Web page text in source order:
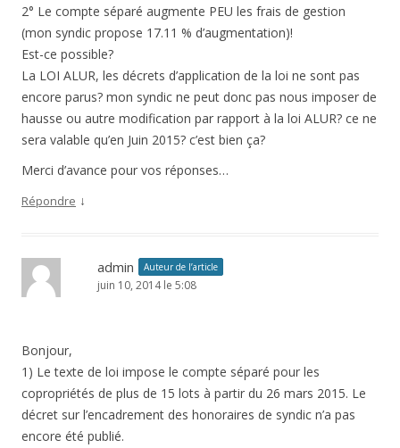
2° Le compte séparé augmente PEU les frais de gestion
(mon syndic propose 17.11 % d’augmentation)!
Est-ce possible?
La LOI ALUR, les décrets d’application de la loi ne sont pas
encore parus? mon syndic ne peut donc pas nous imposer de
hausse ou autre modification par rapport à la loi ALUR? ce ne
sera valable qu’en Juin 2015? c’est bien ça?
Merci d’avance pour vos réponses…
Répondre ↓
admin Auteur de l’article
juin 10, 2014 le 5:08
Bonjour,
1) Le texte de loi impose le compte séparé pour les
copropriétés de plus de 15 lots à partir du 26 mars 2015. Le
décret sur l’encadrement des honoraires de syndic n’a pas
encore été publié.